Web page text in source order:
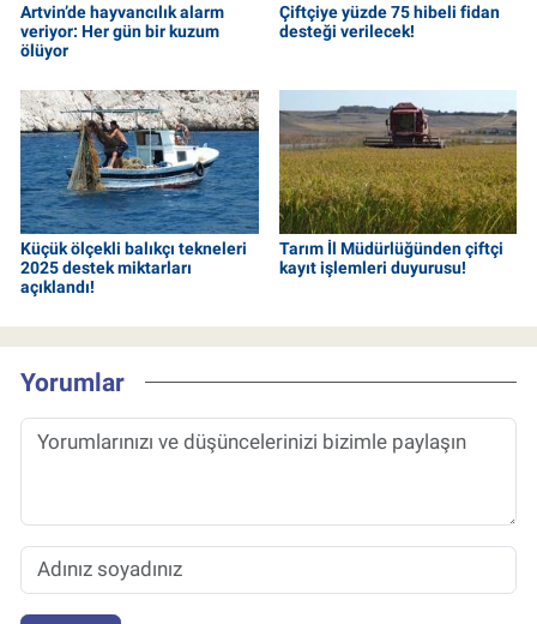
Artvin’de hayvancılık alarm
veriyor: Her gün bir kuzum
ölüyor
Çiftçiye yüzde 75 hibeli fidan
desteği verilecek!
Küçük ölçekli balıkçı tekneleri
2025 destek miktarları
açıklandı!
Tarım İl Müdürlüğünden çiftçi
kayıt işlemleri duyurusu!
Yorumlar